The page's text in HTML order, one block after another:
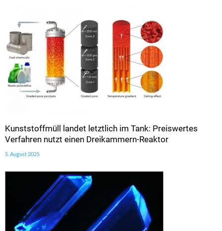
Kunststoffmüll landet letztlich im Tank: Preiswertes
Verfahren nutzt einen Dreikammern-Reaktor
5. August 2025